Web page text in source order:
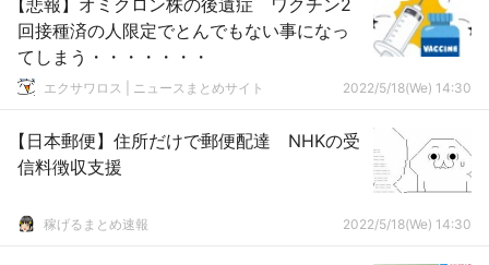
【悲報】オミクロン株の後遺症 ワクチン2
回接種済の人限定でとんでもない事になっ
てしまう・・・・・・・
エクサワロス | ニュースまとめサイト 2022/5/18(We) 14:30
【日本郵便】住所だけで郵便配達 NHKの受
信料徴収支援
稼げるまとめ速報 2022/5/18(We) 14:30